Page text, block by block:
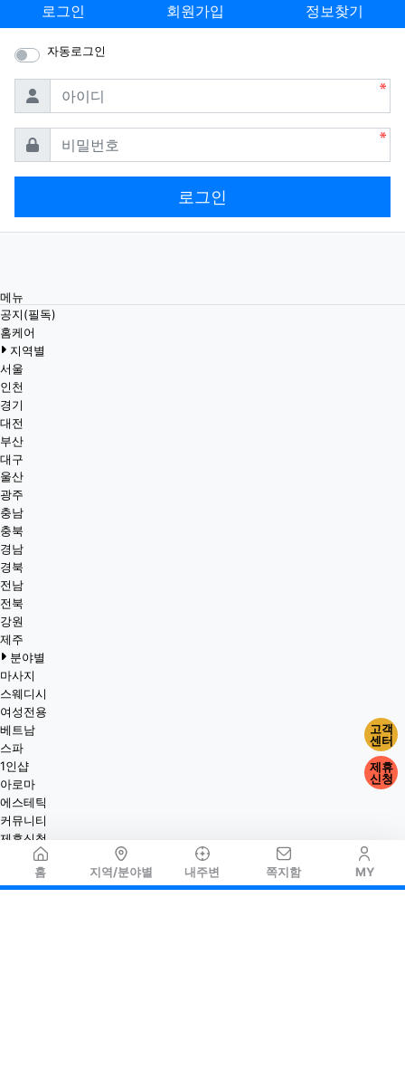
홈 지역/분야별 내주변 쪽지함 MY
로그인 회원가입 정보찾기
자동로그인
아이디
비밀번호
로그인
메뉴
공지(필독)
홈케어
지역별
서울
인천
경기
대전
부산
대구
울산
광주
충남
충북
경남
경북
전남
전북
강원
제주
분야별
마사지
스웨디시
여성전용
베트남
스파
1인샵
아로마
에스테틱
커뮤니티
제휴신청
고객
센터
제휴
신청